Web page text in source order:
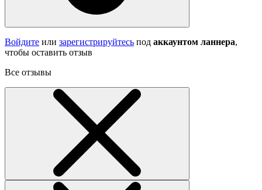
Войдите или зарегистрируйтесь под аккаунтом ланнера,
чтобы оставить отзыв
Все отзывы